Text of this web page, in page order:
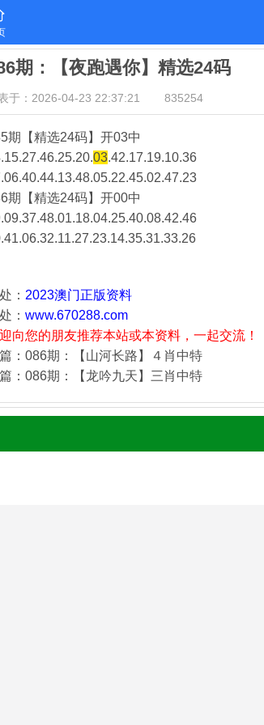
期：【夜跑遇你】精选24码
于：2026-04-23 22:37:21 835254
期【精选24码】开03中
03.42.17.19.10.36
期【精选24码】开00中
： 2023澳门正版资料
： www.670288.com
向您的朋友推荐本站或本资料，一起交流！
：086期：【山河长路】４肖中特
篇：086期：【龙吟九天】三肖中特